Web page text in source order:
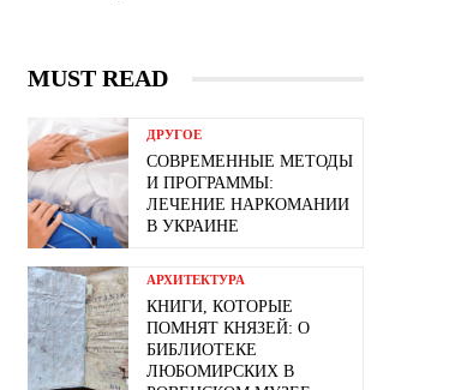
MUST READ
ДРУГОЕ
СОВРЕМЕННЫЕ МЕТОДЫ
И ПРОГРАММЫ:
ЛЕЧЕНИЕ НАРКОМАНИИ
В УКРАИНЕ
АРХИТЕКТУРА
КНИГИ, КОТОРЫЕ
ПОМНЯТ КНЯЗЕЙ: О
БИБЛИОТЕКЕ
ЛЮБОМИРСКИХ В